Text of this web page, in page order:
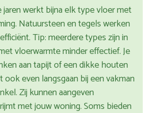
jaren werkt bijna elk type vloer met
Natuursteen en tegels werken
Tip: meerdere types zijn in
vloerwarmte minder effectief. Je
aan tapijt of een dikke houten
ook even langsgaan bij een vakman
Zij kunnen aangeven
met jouw woning. Soms bieden